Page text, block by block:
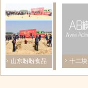
山东盼盼食品
有限公司奠
十二块
茶博会